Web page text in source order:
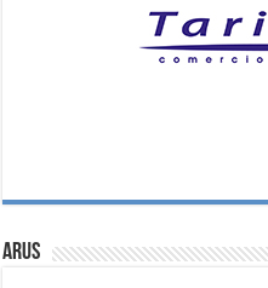
ARUS